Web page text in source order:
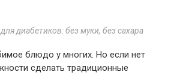
диабетиков: без муки, без сахара
блюдо у многих. Но если нет
сделать традиционные